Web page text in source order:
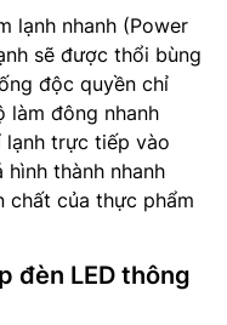
lạnh nhanh (Power
sẽ được thổi bùng
độc quyền chỉ
làm đông nhanh
lạnh trực tiếp vào
thành nhanh
chất của thực phẩm
đèn LED thông